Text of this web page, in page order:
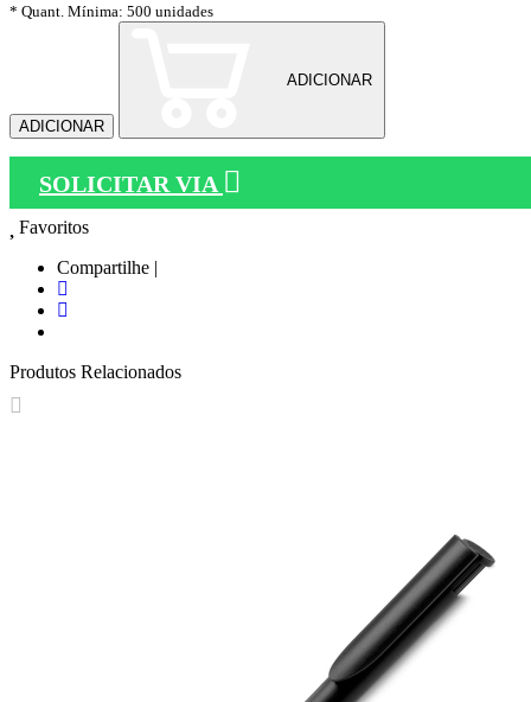
* Quant. Mínima: 500 unidades
ADICIONAR
ADICIONAR
SOLICITAR VIA
Favoritos
Compartilhe |
Produtos Relacionados